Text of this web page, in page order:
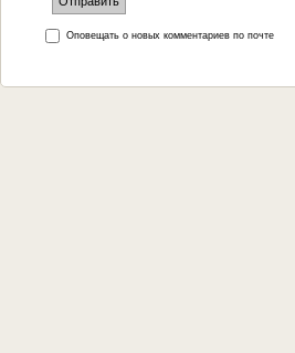
Оповещать о новых комментариев по почте